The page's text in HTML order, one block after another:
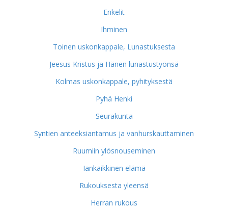
Enkelit
Ihminen
Toinen uskonkappale, Lunastuksesta
Jeesus Kristus ja Hänen lunastustyönsä
Kolmas uskonkappale, pyhityksestä
Pyhä Henki
Seurakunta
Syntien anteeksiantamus ja vanhurskauttaminen
Ruumiin ylösnouseminen
Iankaikkinen elämä
Rukouksesta yleensä
Herran rukous